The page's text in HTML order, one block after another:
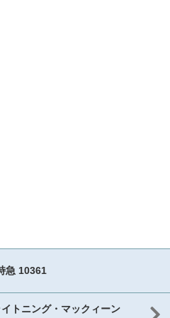
急 10361
トニング・マックィーン